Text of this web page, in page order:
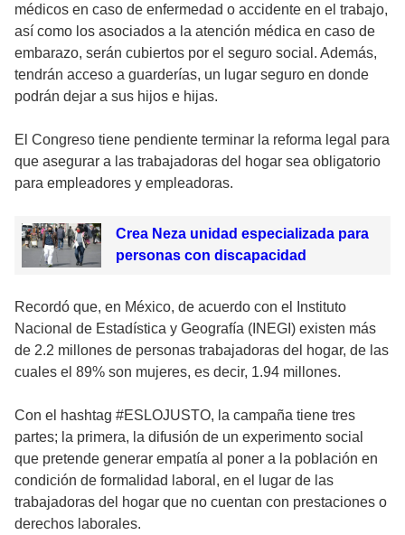
médicos en caso de enfermedad o accidente en el trabajo,
así como los asociados a la atención médica en caso de
embarazo, serán cubiertos por el seguro social. Además,
tendrán acceso a guarderías, un lugar seguro en donde
podrán dejar a sus hijos e hijas.
El Congreso tiene pendiente terminar la reforma legal para
que asegurar a las trabajadoras del hogar sea obligatorio
para empleadores y empleadoras.
Crea Neza unidad especializada para
personas con discapacidad
Recordó que, en México, de acuerdo con el Instituto
Nacional de Estadística y Geografía (INEGI) existen más
de 2.2 millones de personas trabajadoras del hogar, de las
cuales el 89% son mujeres, es decir, 1.94 millones.
Con el hashtag #ESLOJUSTO, la campaña tiene tres
partes; la primera, la difusión de un experimento social
que pretende generar empatía al poner a la población en
condición de formalidad laboral, en el lugar de las
trabajadoras del hogar que no cuentan con prestaciones o
derechos laborales.